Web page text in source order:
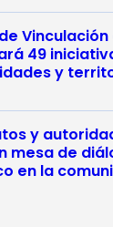
49
y
y
mesa de
en la